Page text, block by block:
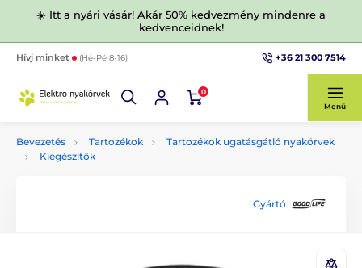
☀️ Itt a nyári vásár! Akár 50% kedvezmény mindenre a
kedvenceidnek!
Hívj minket (Hé-Pé 8-16) +36 21 300 7514
0
Menü
Bevezetés Tartozékok
Tartozékok ugatásgátló nyakörvek
Kiegészítők
Gyártó